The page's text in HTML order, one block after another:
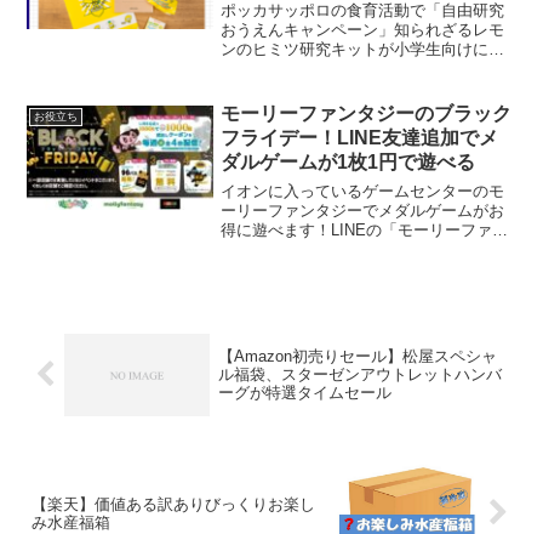
もらえる
ポッカサッポロの食育活動で「自由研究
おうえんキャンペーン」知られざるレモ
ンのヒミツ研究キットが小学生向けに先
出しました。プレゼント内容：研究キッ
ト・レモン教室ノート...
お役立ち
モーリーファンタジーのブラック
フライデー！LINE友達追加でメ
ダルゲームが1枚1円で遊べる
イオンに入っているゲームセンターのモ
ーリーファンタジーでメダルゲームがお
得に遊べます！LINEの「モーリーファン
【Amazon初売りセール】松屋スペシャ
ル福袋、スターゼンアウトレットハンバ
ーグが特選タイムセール
【楽天】価値ある訳ありびっくりお楽し
み水産福箱